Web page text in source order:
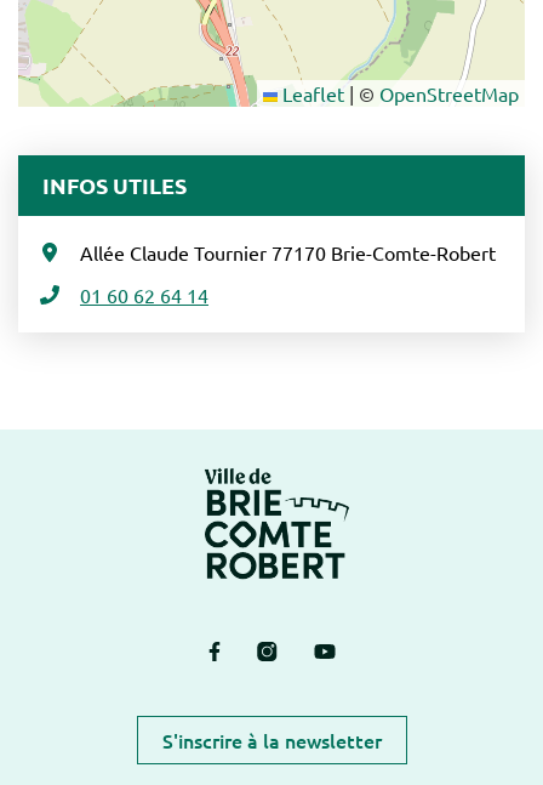
Leaflet | © OpenStreetMap
INFOS UTILES
Allée Claude Tournier 77170 Brie-Comte-Robert
01 60 62 64 14
Lien vers le compte Facebook
Lien vers le compte Instagram
Lien vers la chaîne
S'inscrire à la newsletter